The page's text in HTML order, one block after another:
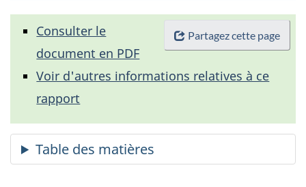
Partagez cette page
Consulter le
document en PDF
Voir d'autres informations relatives à ce
rapport